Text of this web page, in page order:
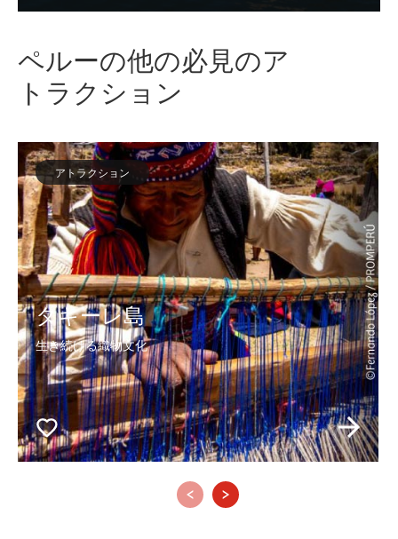
ペルーの他の必見のア
トラクション
アトラクション
タキーレ島
生き続ける織物文化
‹ ›